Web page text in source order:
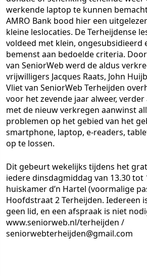
werkende laptop te kunnen
AMRO Bank bood hier een
kleine leslocaties. De Terheijdense
voldeed met klein, ongesubsidieerd
bemenst aan bedoelde criteria.
van SeniorWeb werd de aldus
vrijwilligers Jacques Raats, John
Vliet van SeniorWeb Terheijden
voor het zevende jaar alweer, verder
met de nieuw verkregen aanwinst
problemen op het gebied van het
smartphone, laptop, e-readers,
op te lossen.
Dit gebeurt wekelijks tijdens het
iedere dinsdagmiddag van 13.30 tot
huiskamer d’n Hartel (voormalige
Hoofdstraat 2 Terheijden. Iedereen
geen lid, en een afspraak is niet
www.seniorweb.nl/terheijden /
seniorwebterheijden@gmail.com